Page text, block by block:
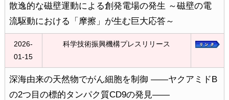
散逸的な磁壁運動による創発電場の発生 ～磁壁の電
流駆動における「摩擦」が生む巨大応答～
2026-
01-15
科学技術振興機構プレスリリース
深海由来の天然物でがん細胞を制御 ――ヤクアミドB
の2つ目の標的タンパク質CD9の発見――